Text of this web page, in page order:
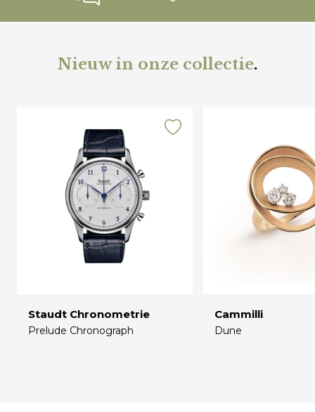
Nieuw in onze collectie.
Staudt Chronometrie
Prelude Chronograph
Cammilli
Dune